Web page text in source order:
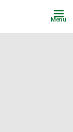
Menu